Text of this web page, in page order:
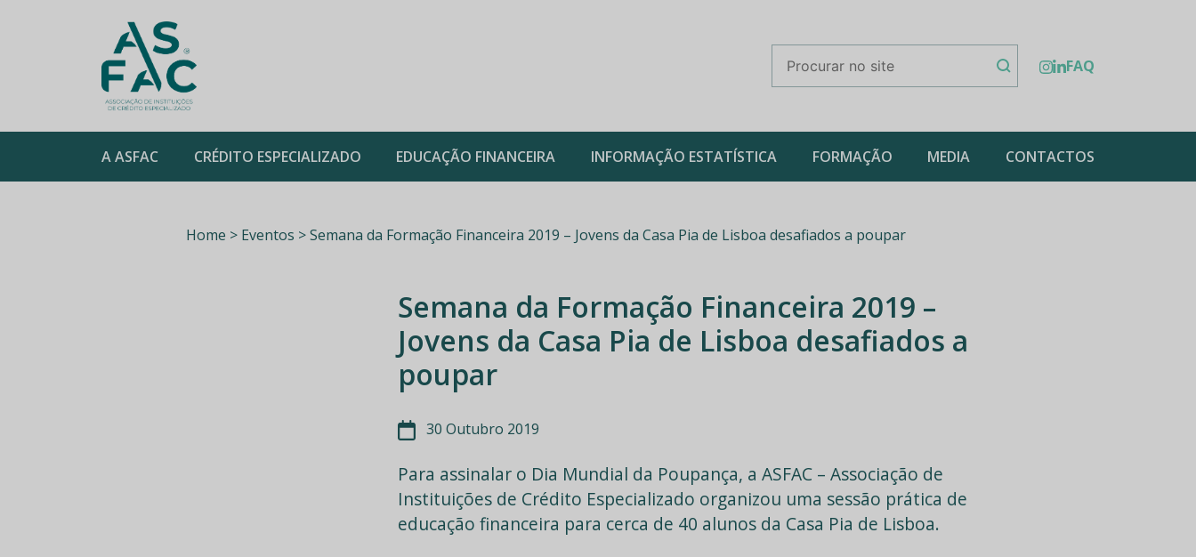
FAQ
A ASFAC CRÉDITO ESPECIALIZADO EDUCAÇÃO FINANCEIRA INFORMAÇÃO ESTATÍSTICA FORMAÇÃO MEDIA CONTACTOS
Home > Eventos > Semana da Formação Financeira 2019 – Jovens da Casa Pia de Lisboa desafiados a poupar
Semana da Formação Financeira 2019 –
Jovens da Casa Pia de Lisboa desafiados a
poupar
30 Outubro 2019
Para assinalar o Dia Mundial da Poupança, a ASFAC – Associação de
Instituições de Crédito Especializado organizou uma sessão prática de
educação financeira para cerca de 40 alunos da Casa Pia de Lisboa.